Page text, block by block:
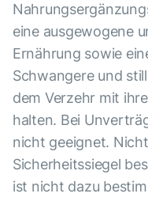
eine ausgewogene
Ernährung sowie
Schwangere und
dem Verzehr mit
halten. Bei
nicht geeignet.
Sicherheitssiegel
ist nicht dazu